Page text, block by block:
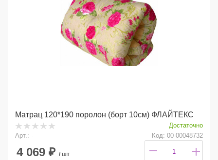
Матрац 120*190 поролон (борт 10см) ФЛАЙТЕКС
Достаточно
Арт.: -
Код: 00-00048732
4 069 ₽ / шт